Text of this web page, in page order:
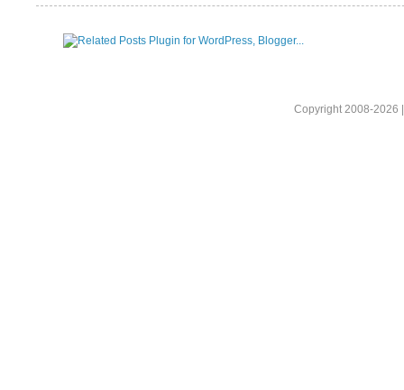
Copyright 2008-2026